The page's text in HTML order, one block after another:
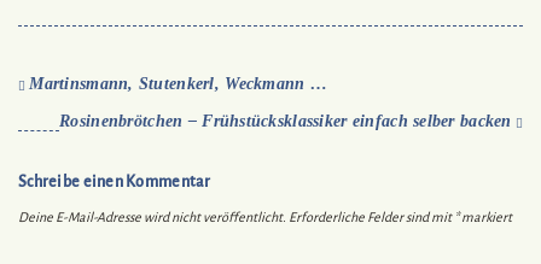
Martinsmann, Stutenkerl, Weckmann …
Rosinenbrötchen – Frühstücksklassiker einfach selber backen
Schreibe einen Kommentar
Deine E-Mail-Adresse wird nicht veröffentlicht. Erforderliche Felder sind mit *markiert